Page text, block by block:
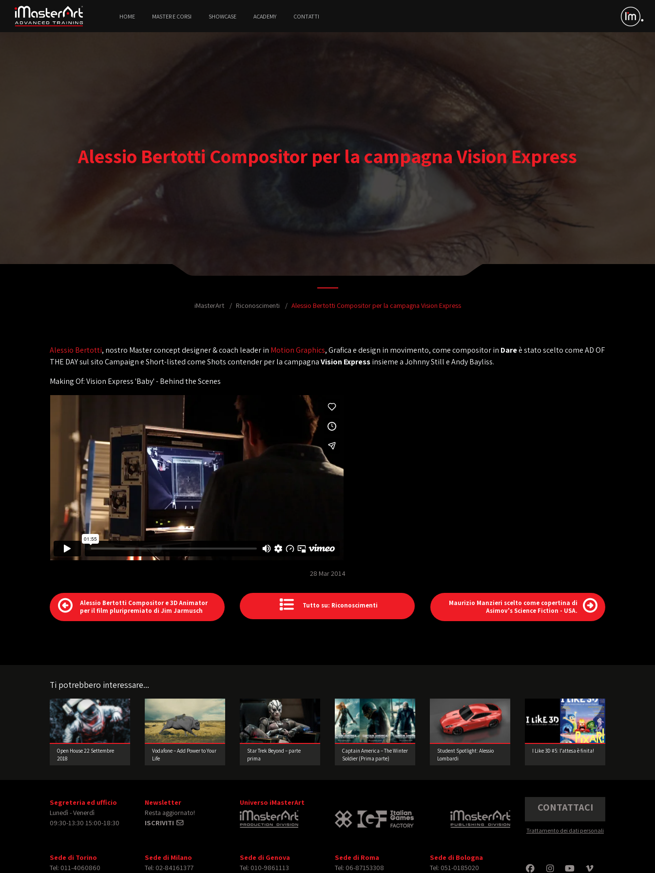
HOME MASTER E CORSI SHOWCASE ACADEMY CONTATTI
Alessio Bertotti Compositor per la campagna Vision Express
iMasterArt Riconoscimenti Alessio Bertotti Compositor per la campagna Vision Express
Alessio Bertotti, nostro Master concept designer & coach leader in Motion Graphics, Grafica e design in movimento, come compositor in Dareè stato scelto come AD OF
THE DAY sul sito Campaign e Short-listed come Shots contender per la campagnaVision Expressinsieme a Johnny Still e Andy Bayliss.
Making Of: Vision Express 'Baby' - Behind the Scenes
28 Mar 2014
Alessio Bertotti Compositor e 3D Animator
per il film pluripremiato di Jim Jarmusch
Tutto su: Riconoscimenti
Maurizio Manzieri scelto come copertina di
Asimov's Science Fiction - USA.
Ti potrebbero interessare...
Open House 22 Settembre
2018
Vodafone – Add Power to Your
Life
Star Trek Beyond – parte
prima
Captain America – The Winter
Soldier (Prima parte)
Student Spotlight: Alessio
Lombardi
I Like 3D #5: l’attesa è finita!
Segreteria ed ufficio
Lunedì - Venerdì
09:30-13:30 15:00-18:30
Newsletter
Resta aggiornato!
ISCRIVITI
Universo iMasterArt CONTATTACI
Trattamento dei dati personali
Sede di Torino
Tel: 011-4060860
Sede di Milano
Tel: 02-84161377
Sede di Genova
Tel: 010-9861113
Sede di Roma
Tel: 06-87153308
Sede di Bologna
Tel: 051-0185020